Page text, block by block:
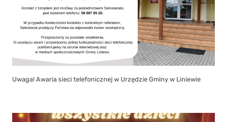
Uwaga! Awaria sieci telefonicznej w Urzędzie Gminy w Liniewie